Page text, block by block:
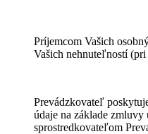
Príjemcom Vašich
Vašich nehnuteľností
Prevádzkovateľ
údaje na základe zmluvy
sprostredkovateľom